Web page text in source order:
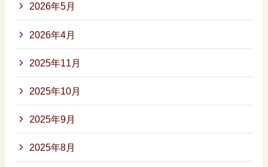
2026年5月
2026年4月
2025年11月
2025年10月
2025年9月
2025年8月